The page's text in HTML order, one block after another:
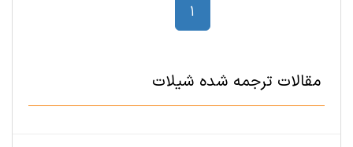
1
مقالات ترجمه شده شیلات